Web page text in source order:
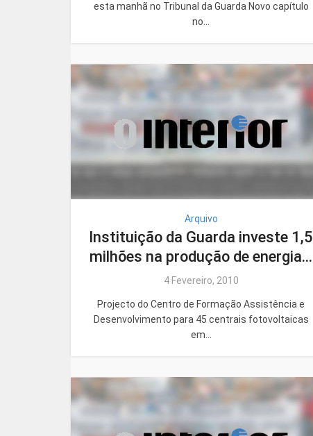
esta manhã no Tribunal da Guarda Novo capítulo
no...
Arquivo
Instituição da Guarda investe 1,5
milhões na produção de energia...
4 Fevereiro, 2010
Projecto do Centro de Formação Assistência e
Desenvolvimento para 45 centrais fotovoltaicas
em...